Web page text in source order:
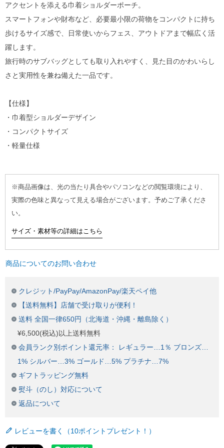
アクセントを添える巾着ショルダーポーチ。
スマートフォンや財布など、必要最小限の荷物をコンパクトに持ち
歩けるサイズ感で、日常使いからフェス、アウトドアまで幅広く活
躍します。
旅行時のサブバッグとしても取り入れやすく、見た目のかわいらし
さと実用性を兼ね備えた一品です。
【仕様】
・巾着型ショルダーデザイン
・コンパクトサイズ
・軽量仕様
※商品画像は、光の当たり具合やパソコンなどの閲覧環境により、
実際の色味と異なって見える場合がございます。予めご了承くださ
い。
サイズ・素材等の詳細はこちら
商品についてのお問い合わせ
クレジット/PayPay/AmazonPay/楽天ペイ他
【送料無料】店舗で受け取りが便利！
送料 全国一律650円（北海道・沖縄・離島除く）
¥6,500(税込)以上送料無料
会員ランク別ポイント還元率： レギュラー…1％ ブロンズ…
1% シルバー…3% ゴールド…5% プラチナ…7%
ギフトラッピング無料
熨斗（のし）対応について
返品について
レビューを書く（10ポイントプレゼント！）